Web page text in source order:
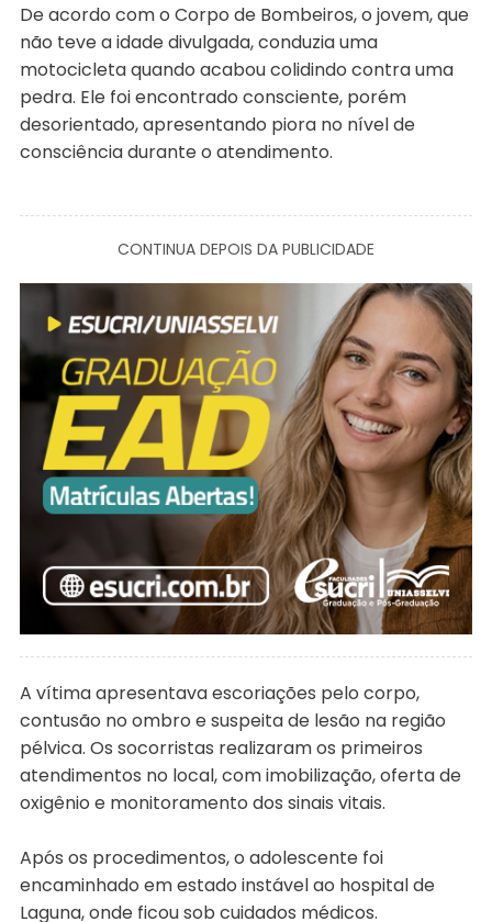
De acordo com o Corpo de Bombeiros, o jovem, que
não teve a idade divulgada, conduzia uma
motocicleta quando acabou colidindo contra uma
pedra. Ele foi encontrado consciente, porém
desorientado, apresentando piora no nível de
consciência durante o atendimento.
CONTINUA DEPOIS DA PUBLICIDADE
A vítima apresentava escoriações pelo corpo,
contusão no ombro e suspeita de lesão na região
pélvica. Os socorristas realizaram os primeiros
atendimentos no local, com imobilização, oferta de
oxigênio e monitoramento dos sinais vitais.
Após os procedimentos, o adolescente foi
encaminhado em estado instável ao hospital de
Laguna, onde ficou sob cuidados médicos.